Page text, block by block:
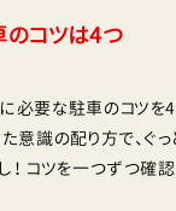
のコツは4つ
必要な駐車のコツを
た意識の配り方で、ぐ
！ コツを一つずつ確